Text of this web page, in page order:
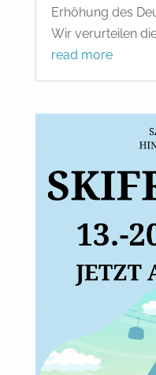
Erhöhung des
Wir verurteilen
read more